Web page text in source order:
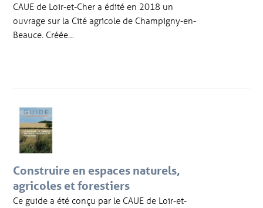
CAUE de Loir-et-Cher a édité en 2018 un
ouvrage sur la Cité agricole de Champigny-en-
Beauce. Créée…
Construire en espaces naturels,
agricoles et forestiers
Ce guide a été conçu par le CAUE de Loir-et-